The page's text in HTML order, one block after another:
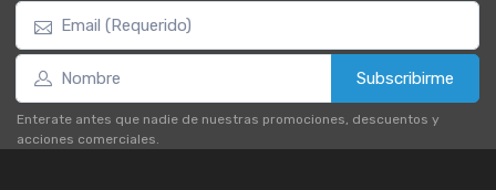
Subscribirme
Enterate antes que nadie de nuestras promociones, descuentos y
acciones comerciales.